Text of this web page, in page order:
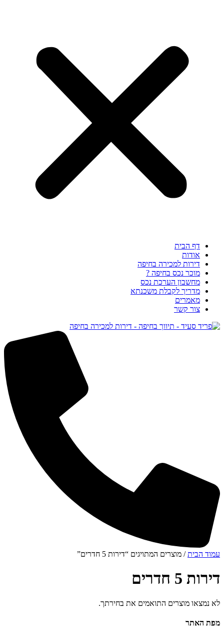
דף הבית
אודות
דירות למכירה בחיפה
מוכר נכס בחיפה ?
מחשבון הערכת נכס
מדריך לקבלת משכנתא
מאמרים
צור קשר
עמוד הבית/ מוצרים המתויגים “דירות 5 חדרים”
דירות 5 חדרים
לא נמצאו מוצרים התואמים את בחירתך.
מפת האתר